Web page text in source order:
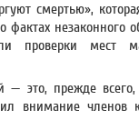
смертью»,
фактах незаконного
проверки мест
— это, прежде
внимание членов